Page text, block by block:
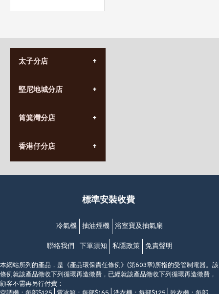
太子分店
營業時間:
九龍太子太子道西141號
堅尼地城分店
營業時間:
香港堅尼地城卑路乍街
(堅尼地城地鐵站B出口)
筲箕灣分店
營業時間:
(10:00am-20:30pm)
香港仔分店
營業時間:
香港香港仔成都道20-28號
(黃竹坑地鐵站轉4M專線小巴)
標準安裝收費
冷氣機 抽油煙機 浴室寶及抽氣扇
聯絡我們 下單須知 私隱政策 免責聲明
本網站所列的產品，是《產品環保責任條例》(第603章)所指的受管制電器。該
條例就該產品徵收下列循環再造徵費，已經就該產品徵收下列循環再造徵費，
顧客不需再另行付費：